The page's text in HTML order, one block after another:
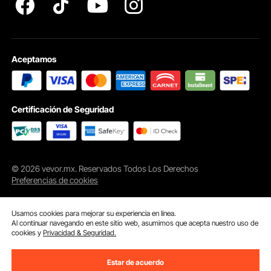
Aceptamos
Certificación de Seguridad
© 2026 vevor.mx. Reservados Todos Los Derechos
Preferencias de cookies
Usamos cookies para mejorar su experiencia en línea.
Al continuar navegando en este sitio web, asumimos que acepta nuestro uso de
cookies yPrivacidad & Seguridad.
Estar de acuerdo